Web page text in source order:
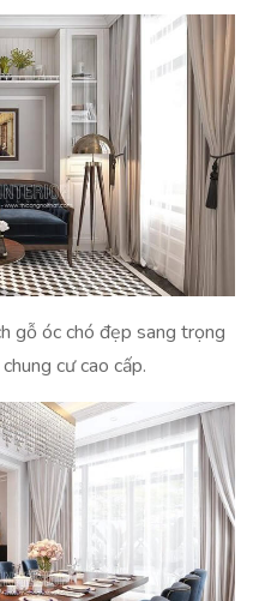
gỗ óc chó đẹp sang trọng
cư cao cấp.